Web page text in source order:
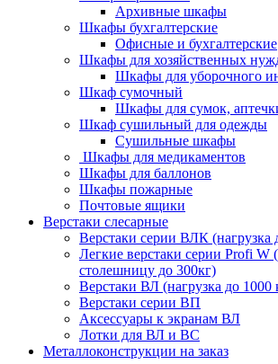
Архивные шкафы
Шкафы бухгалтерские
Офисные и бухгалтерские
Шкафы для хозяйственных
Шкафы для уборочного
Шкаф сумочный
Шкафы для сумок,
Шкаф сушильный для одежды
Сушильные шкафы
Шкафы для медикаментов
Шкафы для баллонов
Шкафы пожарные
Почтовые ящики
Верстаки слесарные
Верстаки серии ВЛК (нагрузка
Легкие верстаки серии Profi W
столешницу до 300кг)
Верстаки ВЛ (нагрузка до 1000
Верстаки серии ВП
Аксессуары к экранам ВЛ
Лотки для ВЛ и ВС
Металлоконструкции на заказ